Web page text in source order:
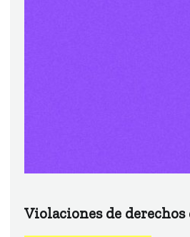
Violaciones de